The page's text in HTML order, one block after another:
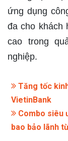
ứng dụng
đa cho khách
cao trong
nghiệp.
Tăng tốc
VietinBank
Combo siêu
bao bảo lãnh